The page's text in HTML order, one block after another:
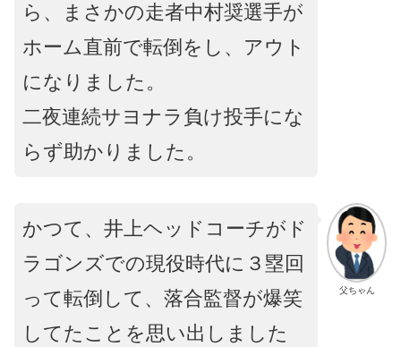
ら、まさかの走者中村奨選手が
ホーム直前で転倒をし、アウト
になりました。
二夜連続サヨナラ負け投手にな
らず助かりました。
父ちゃん
かつて、井上ヘッドコーチがド
ラゴンズでの現役時代に３塁回
って転倒して、落合監督が爆笑
してたことを思い出しました